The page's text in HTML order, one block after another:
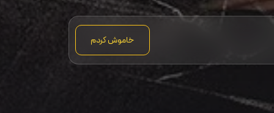
خاموش کردم